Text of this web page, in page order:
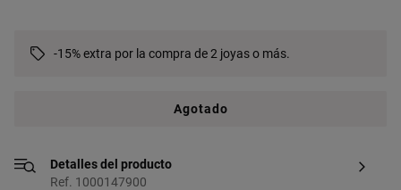
-15% extra por la compra de 2 joyas o más.
Agotado
Detalles del producto
Ref. 1000147900